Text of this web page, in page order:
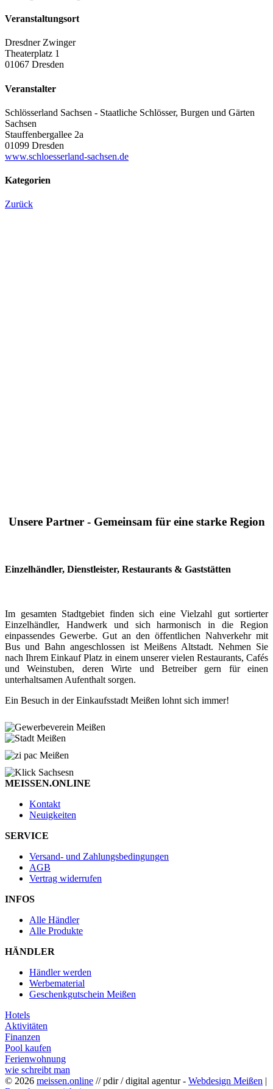
Veranstaltungsort
Dresdner Zwinger
Theaterplatz 1
01067 Dresden
Veranstalter
Schlösserland Sachsen - Staatliche Schlösser, Burgen und Gärten
Sachsen
Stauffenbergallee 2a
01099 Dresden
www.schloesserland-sachsen.de
Kategorien
Zurück
Unsere Partner - Gemeinsam für eine starke Region
Einzelhändler, Dienstleister, Restaurants & Gaststätten
Im gesamten Stadtgebiet finden sich eine Vielzahl gut sortierter
Einzelhändler, Handwerk und sich harmonisch in die Region
einpassendes Gewerbe. Gut an den öffentlichen Nahverkehr mit
Bus und Bahn angeschlossen ist Meißens Altstadt. Nehmen Sie
nach Ihrem Einkauf Platz in einem unserer vielen Restaurants, Cafés
und Weinstuben, deren Wirte und Betreiber gern für einen
unterhaltsamen Aufenthalt sorgen.
Ein Besuch in der Einkaufsstadt Meißen lohnt sich immer!
MEISSEN.ONLINE
Kontakt
Neuigkeiten
SERVICE
Versand- und Zahlungsbedingungen
AGB
Vertrag widerrufen
INFOS
Alle Händler
Alle Produkte
HÄNDLER
Händler werden
Werbematerial
Geschenkgutschein Meißen
Hotels
Aktivitäten
Finanzen
Pool kaufen
Ferienwohnung
wie schreibt man
© 2026 meissen.online // pdir / digital agentur - Webdesign Meißen |